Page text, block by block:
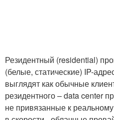
Резидентный (residential)
(белые, статические) IP-
выглядят как обычные
резидентного – data center
не привязанные к